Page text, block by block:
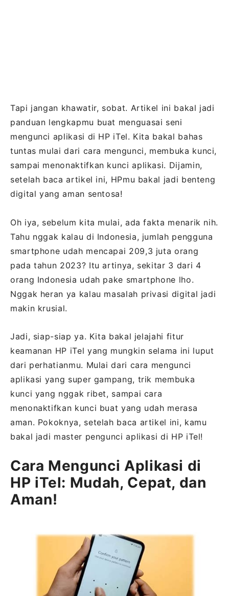
Tapi jangan khawatir, sobat. Artikel ini bakal jadi
panduan lengkapmu buat menguasai seni
mengunci aplikasi di HP iTel. Kita bakal bahas
tuntas mulai dari cara mengunci, membuka kunci,
sampai menonaktifkan kunci aplikasi. Dijamin,
setelah baca artikel ini, HPmu bakal jadi benteng
digital yang aman sentosa!
Oh iya, sebelum kita mulai, ada fakta menarik nih.
Tahu nggak kalau di Indonesia, jumlah pengguna
smartphone udah mencapai 209,3 juta orang
pada tahun 2023? Itu artinya, sekitar 3 dari 4
orang Indonesia udah pake smartphone lho.
Nggak heran ya kalau masalah privasi digital jadi
makin krusial.
Jadi, siap-siap ya. Kita bakal jelajahi fitur
keamanan HP iTel yang mungkin selama ini luput
dari perhatianmu. Mulai dari cara mengunci
aplikasi yang super gampang, trik membuka
kunci yang nggak ribet, sampai cara
menonaktifkan kunci buat yang udah merasa
aman. Pokoknya, setelah baca artikel ini, kamu
bakal jadi master pengunci aplikasi di HP iTel!
Cara Mengunci Aplikasi di
HP iTel: Mudah, Cepat, dan
Aman!